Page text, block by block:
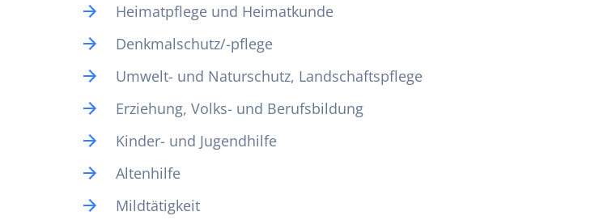
Heimatpflege und Heimatkunde
Denkmalschutz/-pflege
Umwelt- und Naturschutz, Landschaftspflege
Erziehung, Volks- und Berufsbildung
Kinder- und Jugendhilfe
Altenhilfe
Mildtätigkeit